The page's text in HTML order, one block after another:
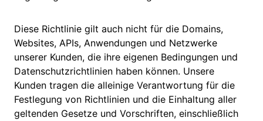
Diese Richtlinie gilt auch nicht für die Domains,
Websites, APIs, Anwendungen und Netzwerke
unserer Kunden, die ihre eigenen Bedingungen und
Datenschutzrichtlinien haben können. Unsere
Kunden tragen die alleinige Verantwortung für die
Festlegung von Richtlinien und die Einhaltung aller
geltenden Gesetze und Vorschriften, einschließlich